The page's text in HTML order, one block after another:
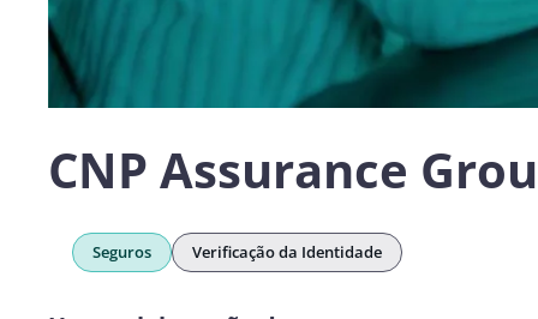
CNP Assurance
Seguros Verificação da Identidade